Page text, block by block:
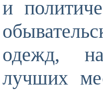
и
одежд,
лучших